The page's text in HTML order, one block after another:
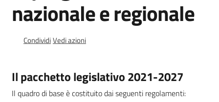
Opportunità
siamo
nazionale e regionale
CondividiVedi azioni
Il pacchetto legislativo 2021-2027
Il quadro di base è costituito dai seguenti regolamenti: